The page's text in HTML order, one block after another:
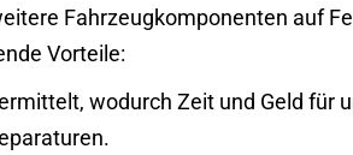
Fahrzeugkomponenten auf
Vorteile:
wodurch Zeit und Geld für